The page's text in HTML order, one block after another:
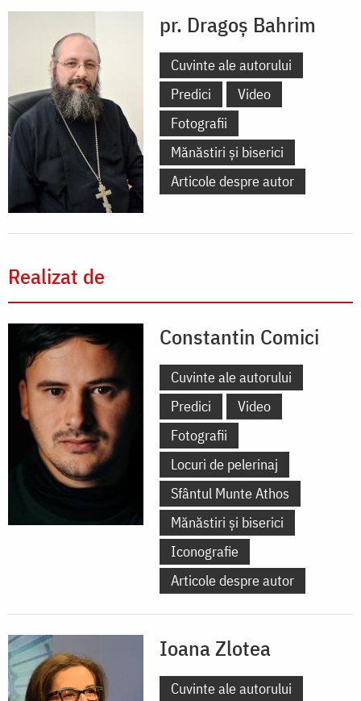
pr. Dragoș Bahrim
Cuvinte ale autorului
Predici
Video
Fotografii
Mănăstiri și biserici
Articole despre autor
Realizat de
Constantin Comici
Cuvinte ale autorului
Predici
Video
Fotografii
Locuri de pelerinaj
Sfântul Munte Athos
Mănăstiri și biserici
Iconografie
Articole despre autor
Ioana Zlotea
Cuvinte ale autorului